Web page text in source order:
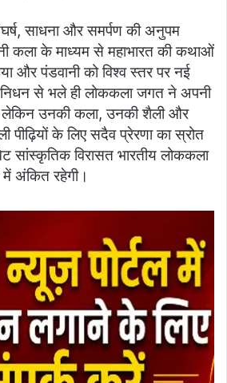
साधना और समर्पण की अनुपम
कला के माध्यम से महाभारत की कथाओं
और पंडवानी को विश्व स्तर पर नई
से भले ही लोककला जगत ने अपनी
लेकिन उनकी कला, उनकी शैली और
पीढ़ियों के लिए सदैव प्रेरणा का स्रोत
सांस्कृतिक विरासत भारतीय लोककला
में अंकित रहेगी।